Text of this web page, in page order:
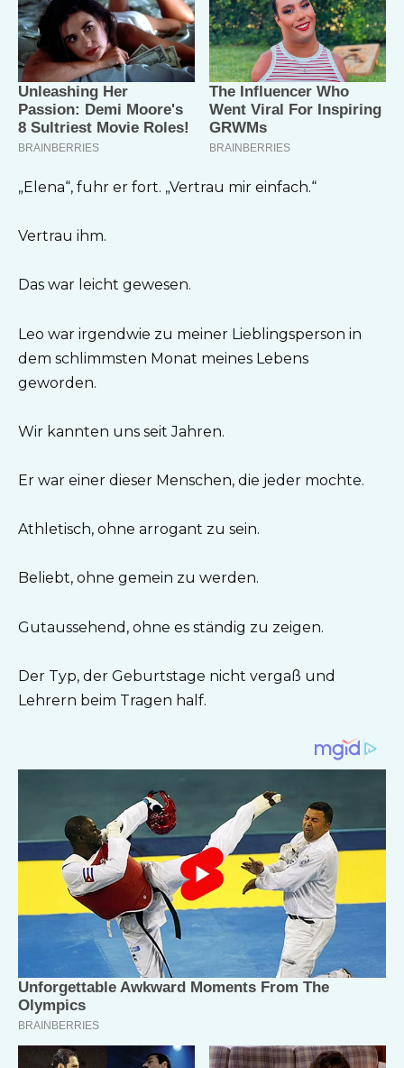
„Elena“, fuhr er fort. „Vertrau mir einfach.“
Vertrau ihm.
Das war leicht gewesen.
Leo war irgendwie zu meiner Lieblingsperson in
dem schlimmsten Monat meines Lebens
geworden.
Wir kannten uns seit Jahren.
Er war einer dieser Menschen, die jeder mochte.
Athletisch, ohne arrogant zu sein.
Beliebt, ohne gemein zu werden.
Gutaussehend, ohne es ständig zu zeigen.
Der Typ, der Geburtstage nicht vergaß und
Lehrern beim Tragen half.